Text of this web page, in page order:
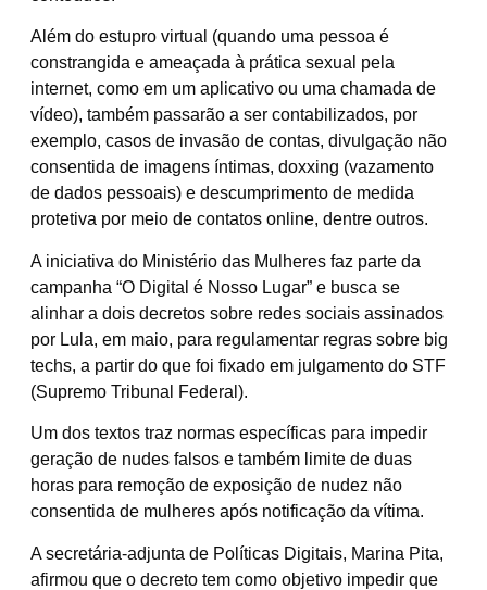
Além do estupro virtual (quando uma pessoa é
constrangida e ameaçada à prática sexual pela
internet, como em um aplicativo ou uma chamada de
vídeo), também passarão a ser contabilizados, por
exemplo, casos de invasão de contas, divulgação não
consentida de imagens íntimas, doxxing (vazamento
de dados pessoais) e descumprimento de medida
protetiva por meio de contatos online, dentre outros.
A iniciativa do Ministério das Mulheres faz parte da
campanha “O Digital é Nosso Lugar” e busca se
alinhar a dois decretos sobre redes sociais assinados
por Lula, em maio, para regulamentar regras sobre big
techs, a partir do que foi fixado em julgamento do STF
(Supremo Tribunal Federal).
Um dos textos traz normas específicas para impedir
geração de nudes falsos e também limite de duas
horas para remoção de exposição de nudez não
consentida de mulheres após notificação da vítima.
A secretária-adjunta de Políticas Digitais, Marina Pita,
afirmou que o decreto tem como objetivo impedir que